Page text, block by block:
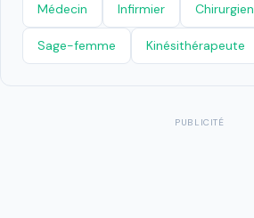
Médecin Infirmier Chirurgien
Sage-femme Kinésithérapeute
PUBLICITÉ